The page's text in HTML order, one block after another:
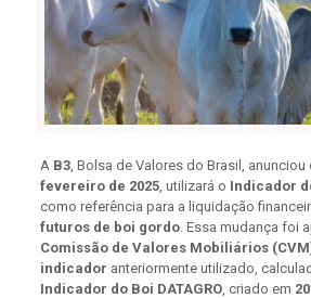
A B3, Bolsa de Valores do Brasil, anunciou
fevereiro de 2025, utilizará o Indicador
como referência para a liquidação
futuros de boi gordo. Essa mudança foi
Comissão de Valores Mobiliários
indicador anteriormente utilizado,
Indicador do Boi DATAGRO, criado em